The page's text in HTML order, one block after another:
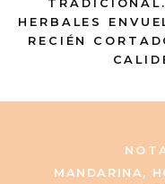
HERBALES
RECIÉN
MANDARINA,